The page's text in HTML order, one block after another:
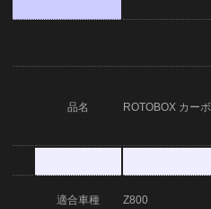
品名 ROTOBOX カー
適合車種 Z800